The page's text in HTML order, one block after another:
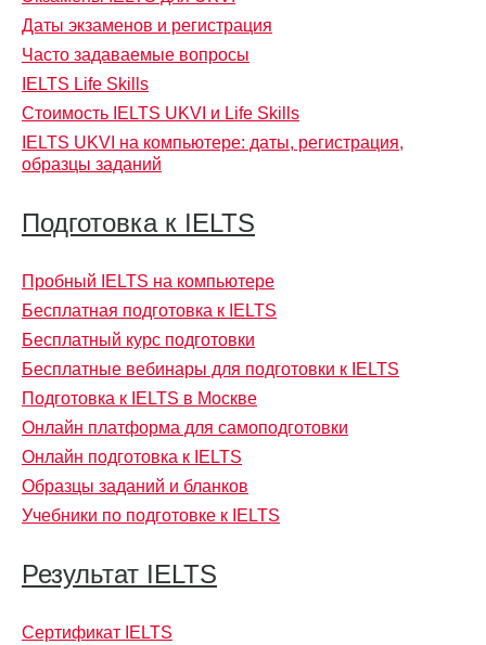
Даты экзаменов и регистрация
Часто задаваемые вопросы
IELTS Life Skills
Стоимость IELTS UKVI и Life Skills
IELTS UKVI на компьютере: даты, регистрация,
образцы заданий
Подготовка к IELTS
Пробный IELTS на компьютере
Бесплатная подготовка к IELTS
Бесплатный курс подготовки
Бесплатные вебинары для подготовки к IELTS
Подготовка к IELTS в Москве
Онлайн платформа для самоподготовки
Онлайн подготовка к IELTS
Образцы заданий и бланков
Учебники по подготовке к IELTS
Результат IELTS
Сертификат IELTS